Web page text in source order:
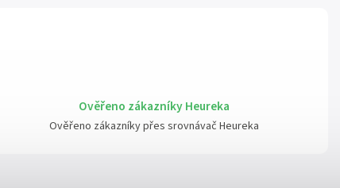
Ověřeno zákazníky Heureka
Ověřeno zákazníky přes srovnávač Heureka